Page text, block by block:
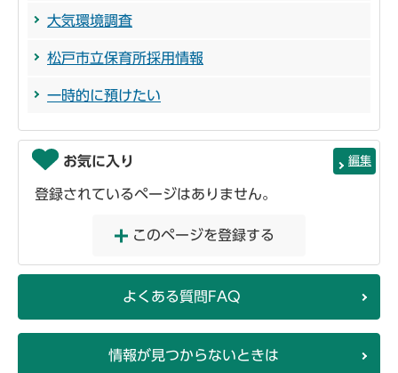
大気環境調査
松戸市立保育所採用情報
一時的に預けたい
お気に入り 編集
登録されているページはありません。
このページを登録する
よくある質問FAQ
情報が見つからないときは